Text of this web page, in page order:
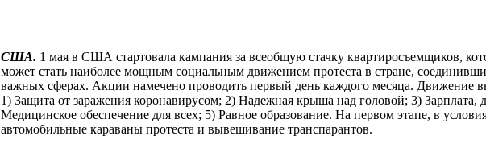
США. 1 мая в США стартовала кампания за всеобщую стачку квартиросъемщиков,
может стать наиболее мощным социальным движением протеста в стране,
важных сферах. Акции намечено проводить первый день каждого месяца. Движение
1) Защита от заражения коронавирусом; 2) Надежная крыша над головой; 3) Зарплата,
Медицинское обеспечение для всех; 5) Равное образование. На первом этапе, в
автомобильные караваны протеста и вывешивание транспарантов.